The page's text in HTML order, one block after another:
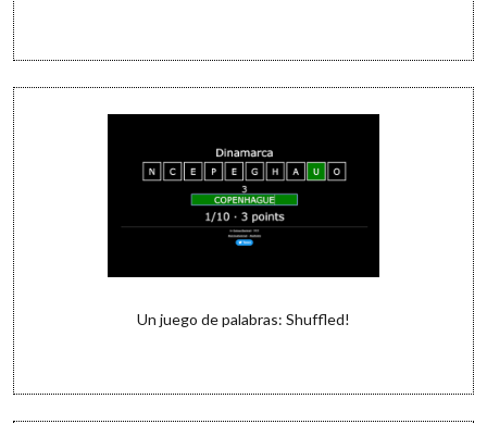
Un juego de palabras: Shuffled!